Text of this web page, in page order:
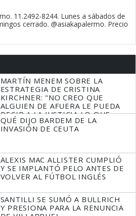
11.2492-8244. Lunes a sábados de
cerrado. @asiakapalermo. Precio
MARTÍN MENEM SOBRE LA
ESTRATEGIA DE CRISTINA
KIRCHNER: "NO CREO QUE
ALGUIEN DE AFUERA LE PUEDA
DECIR A LA JUSTICIA LO QUE
TIENE QUE HACER"
QUÉ DIJO BARDEM DE LA
INVASIÓN DE CEUTA
ALEXIS MAC ALLISTER CUMPLIÓ
Y SE IMPLANTÓ PELO ANTES DE
VOLVER AL FÚTBOL INGLÉS
SANTILLI SE SUMÓ A BULLRICH
Y PRESIONA PARA LA RENUNCIA